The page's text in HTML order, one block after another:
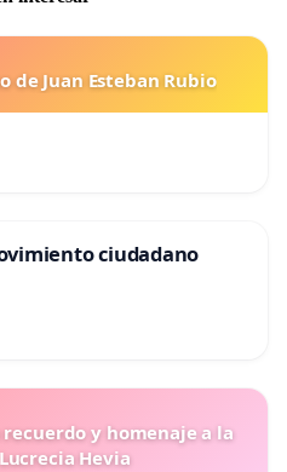
de Juan Esteban Rubio
ciudadano
y homenaje a la
Hevia